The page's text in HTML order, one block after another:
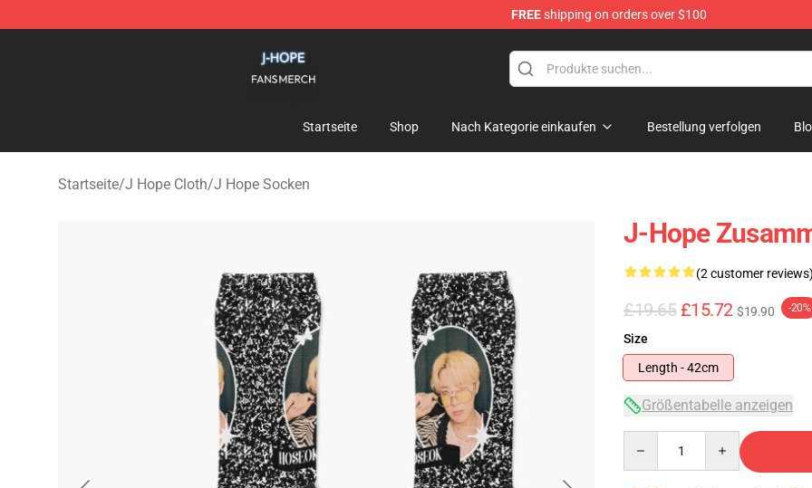
FREEshipping on orders over $100
Startseite Shop Nach Kategorie einkaufen Bestellung verfolgen
Startseite/J Hope Cloth/J Hope Socken
J-Hope
(2 customer reviews)
£19.65 £15.72 $19.90 -20%
Size
Length - 42cm
Größentabelle anzeigen